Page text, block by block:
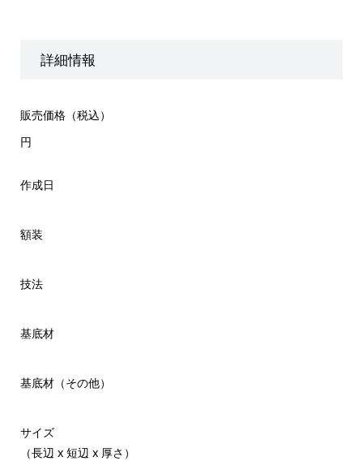
詳細情報
販売価格（税込）
円
作成日
額装
技法
基底材
基底材（その他）
サイズ
（長辺 x 短辺 x 厚さ）